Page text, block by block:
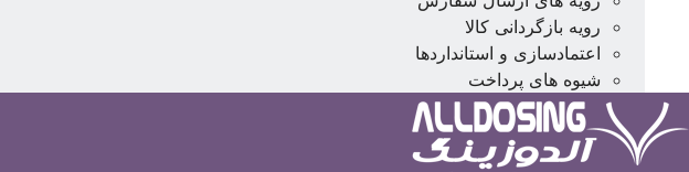
رویه بازگردانی کالا
اعتمادسازی و استانداردها
شیوه های پرداخت